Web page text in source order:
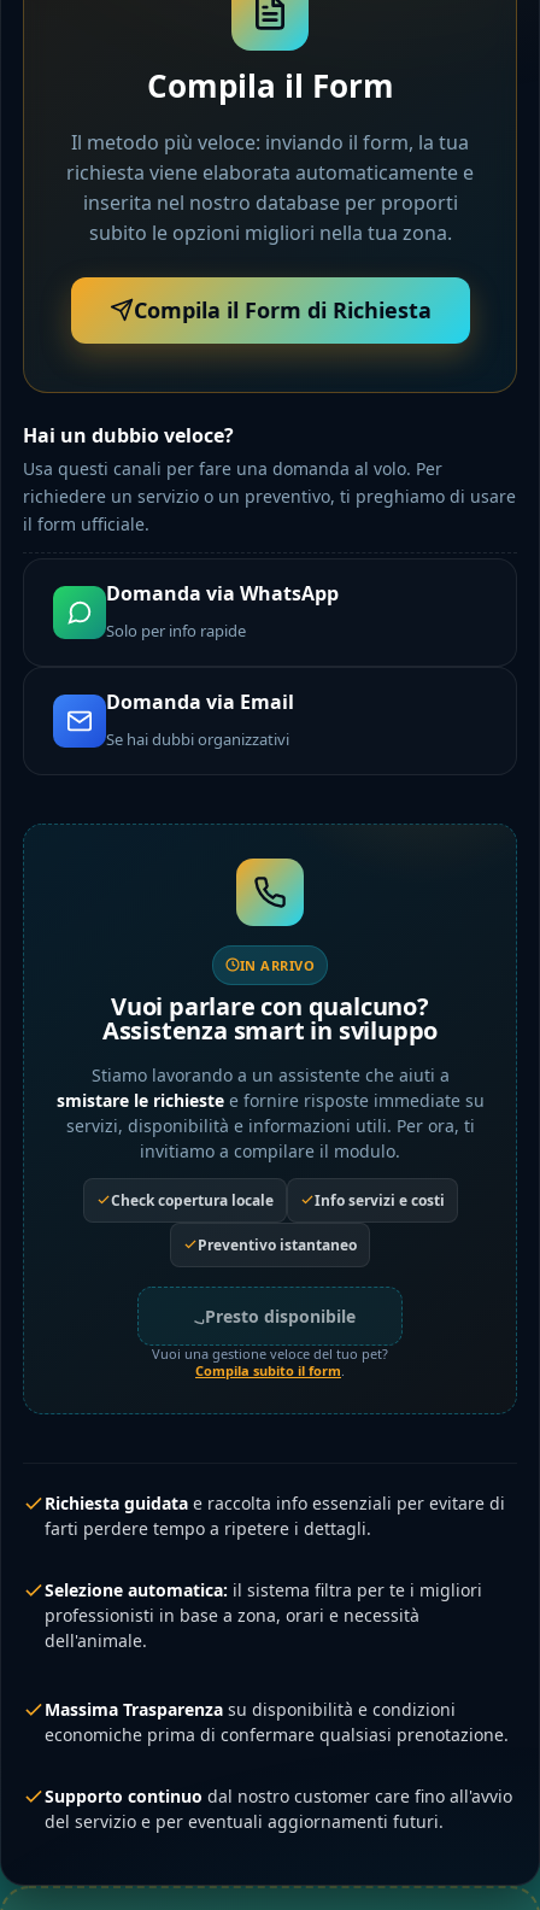
Compila il Form
Il metodo più veloce: inviando il form, la tua
richiesta viene elaborata automaticamente e
inserita nel nostro database per proporti
subito le opzioni migliori nella tua zona.
Compila il Form di Richiesta
Hai un dubbio veloce?
Usa questi canali per fare una domanda al volo. Per
richiedere un servizio o un preventivo, ti preghiamo di usare
il form ufficiale.
Domanda via WhatsApp
Solo per info rapide
Domanda via Email
Se hai dubbi organizzativi
IN ARRIVO
Vuoi parlare con qualcuno?
Assistenza smart in sviluppo
Stiamo lavorando a un assistente che aiuti a
smistare le richiestee fornire risposte immediate su
servizi, disponibilità e informazioni utili. Per ora, ti
invitiamo a compilare il modulo.
Check copertura locale Info servizi e costi
Preventivo istantaneo
Presto disponibile
Vuoi una gestione veloce del tuo pet?
Compila subito il form
Richiesta guidata e raccolta info essenziali per evitare di
farti perdere tempo a ripetere i dettagli.
Selezione automatica: il sistema filtra per te i migliori
professionisti in base a zona, orari e necessità
dell'animale.
Massima Trasparenza su disponibilità e condizioni
economiche prima di confermare qualsiasi prenotazione.
Supporto continuo dal nostro customer care fino all'avvio
del servizio e per eventuali aggiornamenti futuri.